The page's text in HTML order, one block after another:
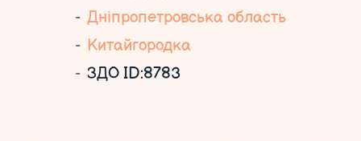
Дніпропетровська область
Китайгородка
ЗДО ID:8783